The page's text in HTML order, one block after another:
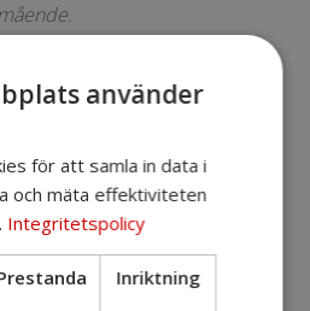
2025-04-24 8:30
2025-04-24 11:00
använder
för att samla in data i
och mäta effektiviteten
Integritetspolicy
Inriktning